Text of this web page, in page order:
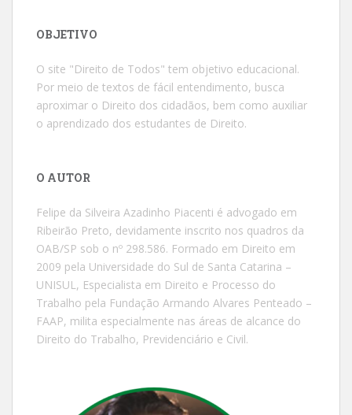
OBJETIVO
O site "Direito de Todos" tem objetivo educacional.
Por meio de textos de fácil entendimento, busca
aproximar o Direito dos cidadãos, bem como auxiliar
o aprendizado dos estudantes de Direito.
O AUTOR
Felipe da Silveira Azadinho Piacenti é advogado em
Ribeirão Preto, devidamente inscrito nos quadros da
OAB/SP sob o nº 298.586. Formado em Direito em
2009 pela Universidade do Sul de Santa Catarina –
UNISUL, Especialista em Direito e Processo do
Trabalho pela Fundação Armando Alvares Penteado –
FAAP, milita especialmente nas áreas de alcance do
Direito do Trabalho, Previdenciário e Civil.